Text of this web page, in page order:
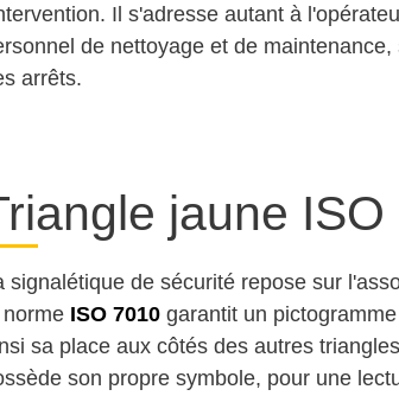
Il s'adresse autant à
de nettoyage et de
arrêts.
jaune
signalétique de sécurité repose sur
norme ISO 7010 garantit un
sa place aux côtés des autres
son propre symbole, pour une